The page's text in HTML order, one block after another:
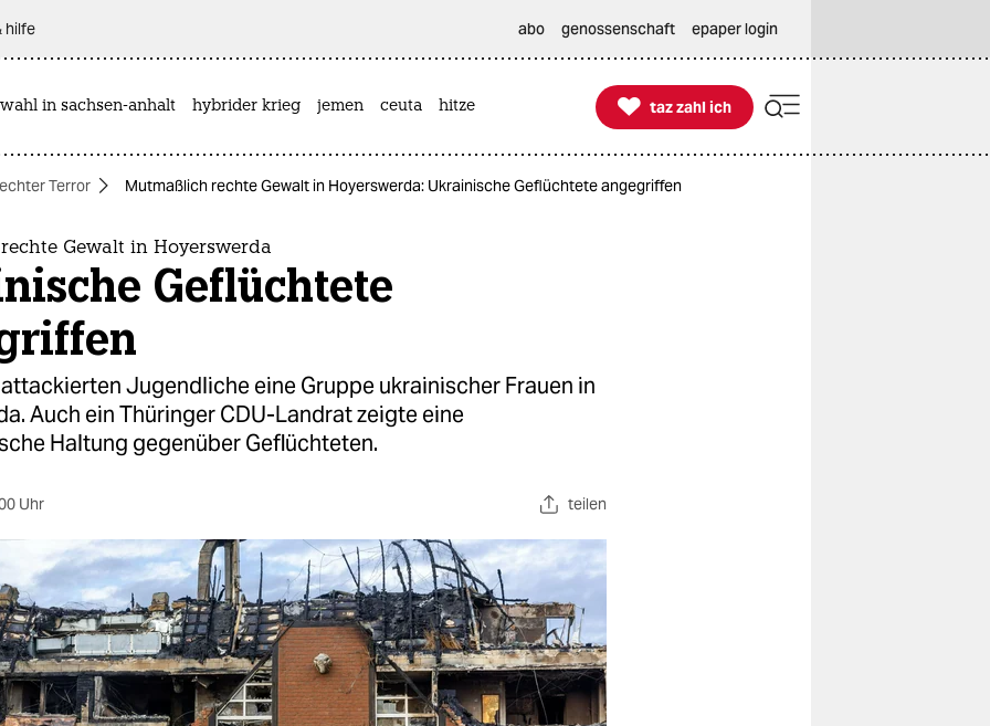
hilfe abo genossenschaft epaper login
in sachsen-anhalt hybrider krieg jemen ceuta hitze 
taz zahl ich
taz zahl ich
Terror Mutmaßlich rechte Gewalt in Hoyerswerda: Ukrainische Geflüchtete angegriffen
Gewalt in Hoyerswerda
Geflüchtete
Jugendliche eine Gruppe ukrainischer Frauen in
Auch ein Thüringer CDU-Landrat zeigte eine
Haltung gegenüber Geflüchteten.
Uhr teilen